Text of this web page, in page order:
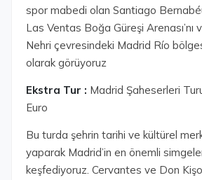
spor mabedi olan Santiago
Las Ventas Boğa Güreşi Arenası’nı
Nehri çevresindeki Madrid Río
olarak görüyoruz
Ekstra Tur : Madrid Şaheserleri
Euro
Bu turda şehrin tarihi ve kültürel
yaparak Madrid’in en önemli
keşfediyoruz. Cervantes ve Don